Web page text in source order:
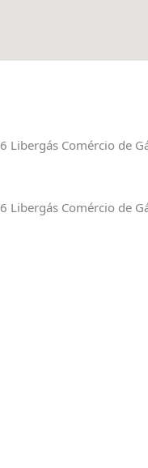
g
a
m
o
k
-
f
Libergás Comércio de
Libergás Comércio de